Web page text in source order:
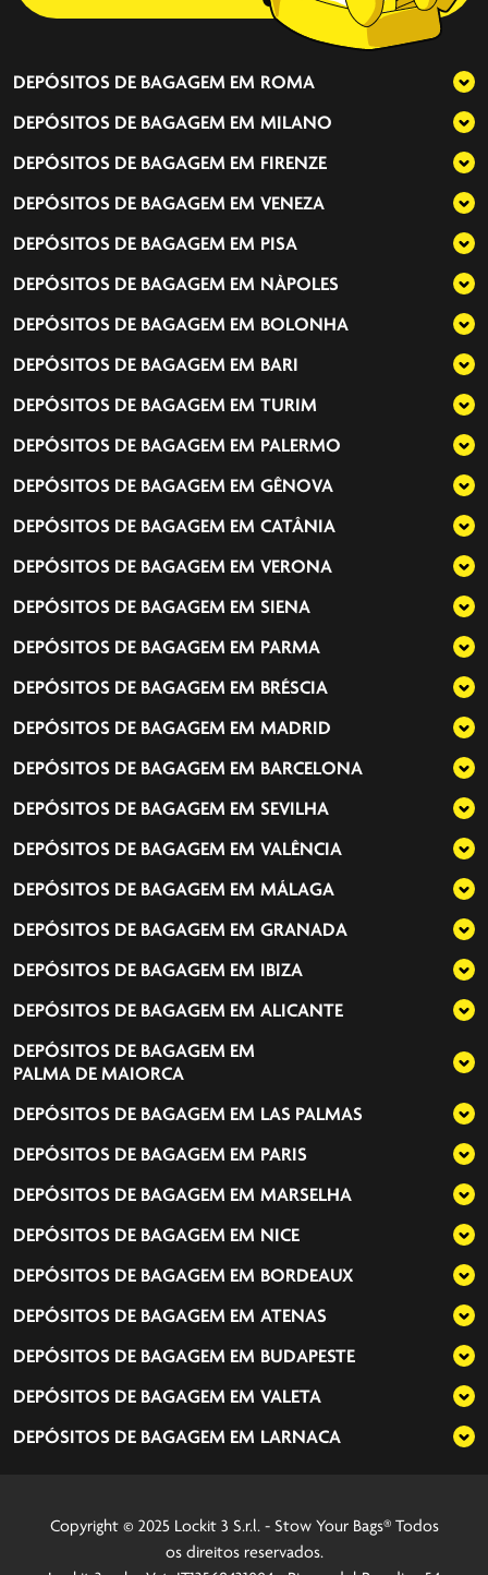
DEPÓSITOS DE BAGAGEM EM ROMA
DEPÓSITOS DE BAGAGEM EM MILANO
DEPÓSITOS DE BAGAGEM EM FIRENZE
DEPÓSITOS DE BAGAGEM EM VENEZA
DEPÓSITOS DE BAGAGEM EM PISA
DEPÓSITOS DE BAGAGEM EM NÀPOLES
DEPÓSITOS DE BAGAGEM EM BOLONHA
DEPÓSITOS DE BAGAGEM EM BARI
DEPÓSITOS DE BAGAGEM EM TURIM
DEPÓSITOS DE BAGAGEM EM PALERMO
DEPÓSITOS DE BAGAGEM EM GÊNOVA
DEPÓSITOS DE BAGAGEM EM CATÂNIA
DEPÓSITOS DE BAGAGEM EM VERONA
DEPÓSITOS DE BAGAGEM EM SIENA
DEPÓSITOS DE BAGAGEM EM PARMA
DEPÓSITOS DE BAGAGEM EM BRÉSCIA
DEPÓSITOS DE BAGAGEM EM MADRID
DEPÓSITOS DE BAGAGEM EM BARCELONA
DEPÓSITOS DE BAGAGEM EM SEVILHA
DEPÓSITOS DE BAGAGEM EM VALÊNCIA
DEPÓSITOS DE BAGAGEM EM MÁLAGA
DEPÓSITOS DE BAGAGEM EM GRANADA
DEPÓSITOS DE BAGAGEM EM IBIZA
DEPÓSITOS DE BAGAGEM EM ALICANTE
DEPÓSITOS DE BAGAGEM EM
PALMA DE MAIORCA
DEPÓSITOS DE BAGAGEM EM LAS PALMAS
DEPÓSITOS DE BAGAGEM EM PARIS
DEPÓSITOS DE BAGAGEM EM MARSELHA
DEPÓSITOS DE BAGAGEM EM NICE
DEPÓSITOS DE BAGAGEM EM BORDEAUX
DEPÓSITOS DE BAGAGEM EM ATENAS
DEPÓSITOS DE BAGAGEM EM BUDAPESTE
DEPÓSITOS DE BAGAGEM EM VALETA
DEPÓSITOS DE BAGAGEM EM LARNACA
Copyright © 2025 Lockit 3 S.r.l. - Stow Your Bags® Todos
os direitos reservados.